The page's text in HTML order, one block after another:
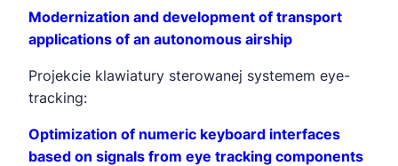
Modernization and development of transport
applications of an autonomous airship
Projekcie klawiatury sterowanej systemem eye-
tracking:
Optimization of numeric keyboard interfaces
based on signals from eye tracking components